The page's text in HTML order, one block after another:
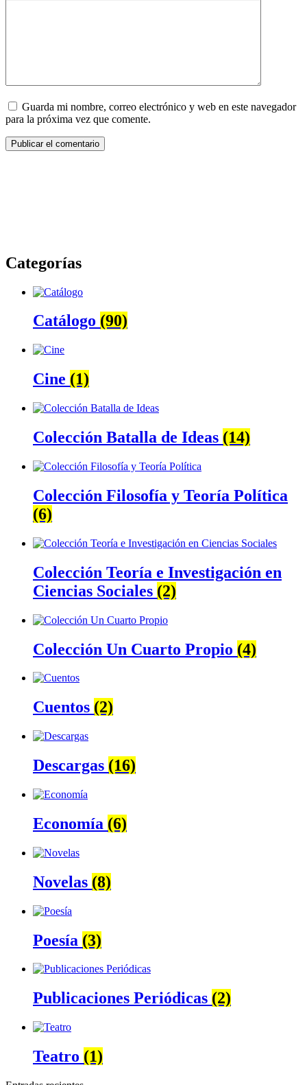
Guarda mi nombre, correo electrónico y web en este navegador
para la próxima vez que comente.
Categorías
Catálogo (90)
Cine (1)
Colección Batalla de Ideas (14)
Colección Filosofía y Teoría Política
(6)
Colección Teoría e Investigación en
Ciencias Sociales (2)
Colección Un Cuarto Propio (4)
Cuentos (2)
Descargas (16)
Economía (6)
Novelas (8)
Poesía (3)
Publicaciones Periódicas (2)
Teatro (1)